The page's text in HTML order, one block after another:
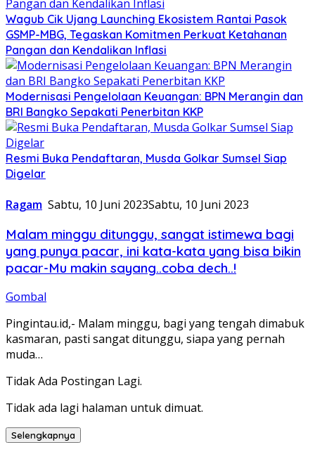
Wagub Cik Ujang Launching Ekosistem Rantai Pasok
GSMP-MBG, Tegaskan Komitmen Perkuat Ketahanan
Pangan dan Kendalikan Inflasi
Modernisasi Pengelolaan Keuangan: BPN Merangin dan
BRI Bangko Sepakati Penerbitan KKP
Resmi Buka Pendaftaran, Musda Golkar Sumsel Siap
Digelar
Ragam Sabtu, 10 Juni 2023Sabtu, 10 Juni 2023
Malam minggu ditunggu, sangat istimewa bagi
yang punya pacar, ini kata-kata yang bisa bikin
pacar-Mu makin sayang..coba dech..!
Gombal
Pingintau.id,- Malam minggu, bagi yang tengah dimabuk
kasmaran, pasti sangat ditunggu, siapa yang pernah
muda…
Tidak Ada Postingan Lagi.
Tidak ada lagi halaman untuk dimuat.
Selengkapnya